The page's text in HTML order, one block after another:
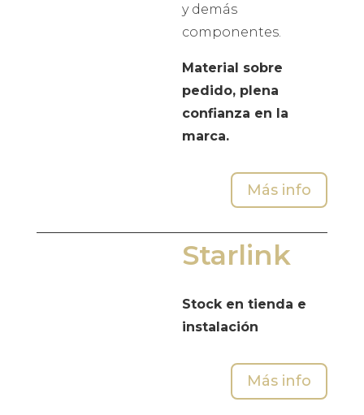
y demás
componentes.
Material sobre
pedido, plena
confianza en la
marca.
Más info
Starlink
Stock en tienda e
instalación
Más info